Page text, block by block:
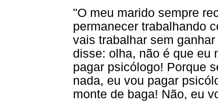
"O meu marido sempre
permanecer trabalhando
vais trabalhar sem
disse: olha, não é que eu
pagar psicólogo! Porque
nada, eu vou pagar
monte de baga! Não, eu